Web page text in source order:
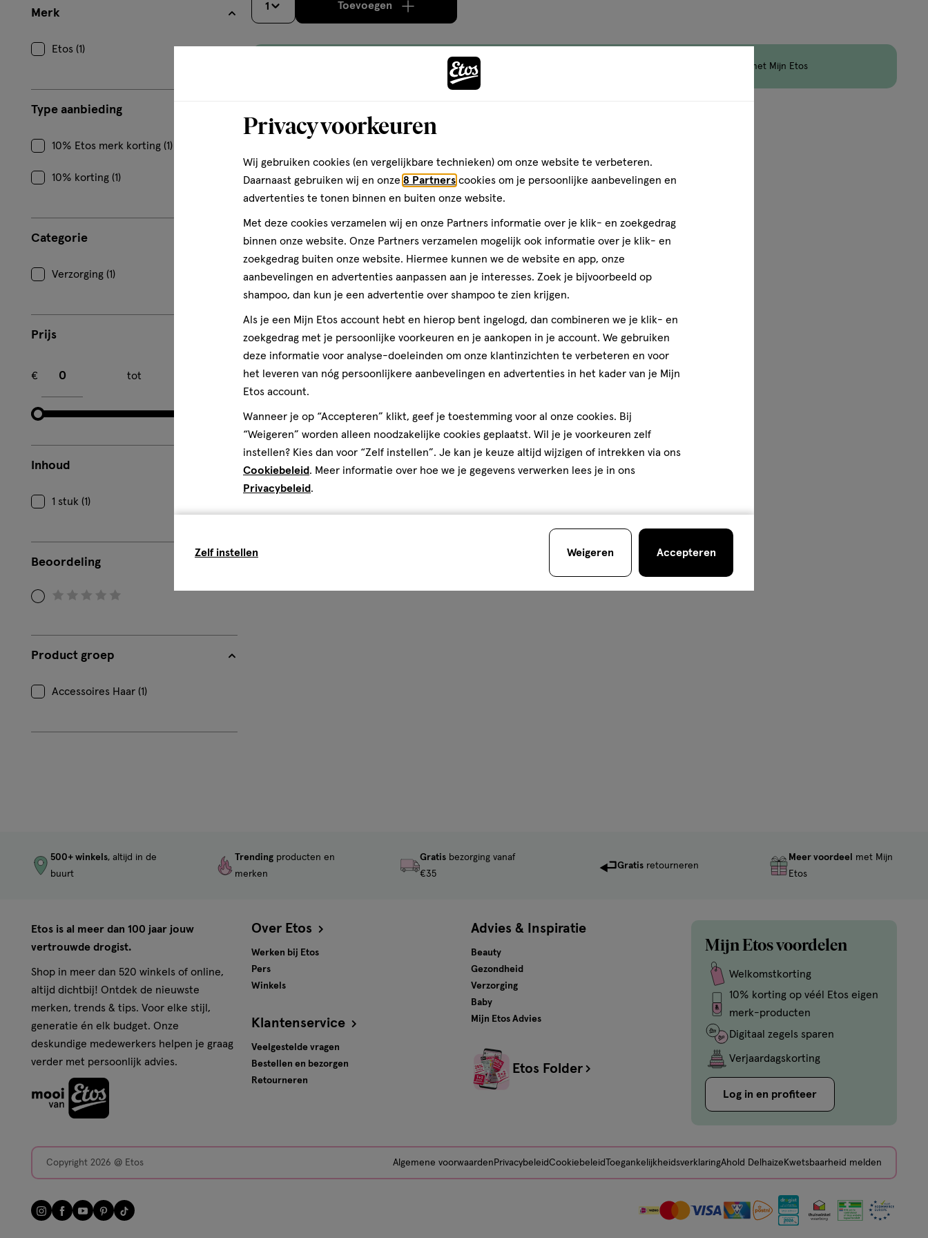
Merk
Etos (1)
Type aanbieding
10% Etos merk korting (1)
10% korting (1)
Categorie
Verzorging (1)
Prijs
€
tot
Inhoud
1 stuk (1)
Beoordeling
0
Product groep
Accessoires Haar (1)
1 Toevoegenverhoog aantal met één
bezorging vanaf €35 op Etos Merk met Mijn Etos
500+ winkels, altijd in de
buurt
Trending producten en
merken
Gratisbezorging vanaf
€35
Gratis retourneren
Meer voordeel
met Mijn
Etos
Etos is al meer dan 100 jaar jouw
vertrouwde drogist.
Shop in meer dan 520 winkels of online,
altijd dichtbij! Ontdek de nieuwste
merken, trends & tips. Voor elke stijl,
generatie én elk budget. Onze
deskundige medewerkers helpen je graag
verder met persoonlijk advies.
Over Etos
Werken bij Etos
Pers
Winkels
Klantenservice
Veelgestelde vragen
Bestellen en bezorgen
Retourneren
Advies & Inspiratie
Beauty
Gezondheid
Verzorging
Baby
Mijn Etos Advies
Etos Folder
Mijn Etos voordelen
Welkomstkorting
10% korting op véél Etos eigen
merk-producten
Digitaal zegels sparen
Verjaardagskorting
Log in en profiteer
Copyright 2026 @ Etos Algemene voorwaarden PrivacybeleidCookiebeleid ToegankelijkheidsverklaringAhold Delhaize Kwetsbaarheid melden
Privacy voorkeuren
Wij gebruiken cookies (en vergelijkbare technieken) om onze website te verbeteren.
Daarnaast gebruiken wij en onze 8 Partners cookies om je persoonlijke aanbevelingen en
advertenties te tonen binnen en buiten onze website.
Met deze cookies verzamelen wij en onze Partners informatie over je klik- en zoekgedrag
binnen onze website. Onze Partners verzamelen mogelijk ook informatie over je klik- en
zoekgedrag buiten onze website. Hiermee kunnen we de website en app, onze
aanbevelingen en advertenties aanpassen aan je interesses. Zoek je bijvoorbeeld op
shampoo, dan kun je een advertentie over shampoo te zien krijgen.
Als je een Mijn Etos account hebt en hierop bent ingelogd, dan combineren we je klik- en
zoekgedrag met je persoonlijke voorkeuren en je aankopen in je account. We gebruiken
deze informatie voor analyse-doeleinden om onze klantinzichten te verbeteren en voor
het leveren van nóg persoonlijkere aanbevelingen en advertenties in het kader van je Mijn
Etos account.
Wanneer je op “Accepteren” klikt, geef je toestemming voor al onze cookies. Bij
“Weigeren” worden alleen noodzakelijke cookies geplaatst. Wil je je voorkeuren zelf
instellen? Kies dan voor “Zelf instellen”. Je kan je keuze altijd wijzigen of intrekken via ons
Cookiebeleid. Meer informatie over hoe we je gegevens verwerken lees je in ons
Privacybeleid.
Zelf instellen Weigeren Accepteren